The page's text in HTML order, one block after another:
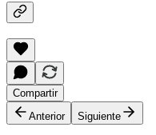
Compartir
Anterior
Siguiente